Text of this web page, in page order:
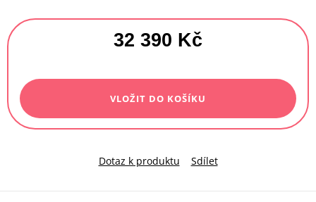
32 390 Kč
VLOŽIT DO KOŠÍKU
Dotaz k produktu Sdílet